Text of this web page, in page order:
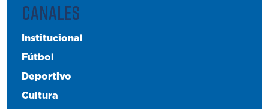
CANALES
Institucional
Fútbol
Deportivo
Cultura